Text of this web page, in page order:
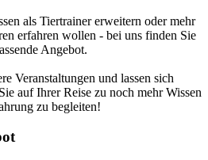
als Tiertrainer erweitern oder mehr
erfahren wollen - bei uns finden Sie
Angebot.
Veranstaltungen und lassen sich
auf Ihrer Reise zu noch mehr Wissen
zu begleiten!